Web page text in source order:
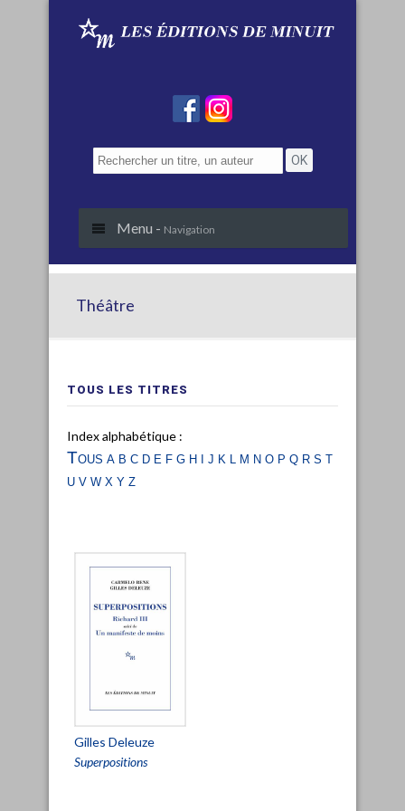
Menu - Navigation
Théâtre
TOUS LES TITRES
Index alphabétique :
Tous a b c d e fg h i j k l m no p q rs t
uvwx yz
Gilles Deleuze
Superpositions